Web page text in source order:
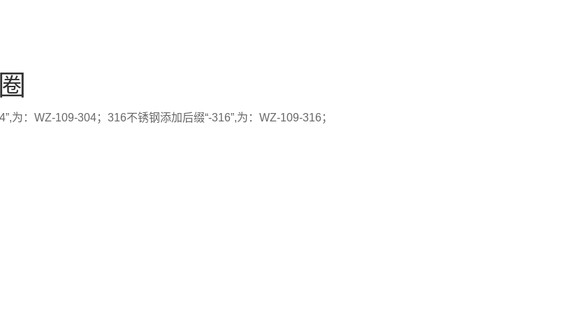
为：WZ-109-304；316不锈钢添加后缀“-316”,为：WZ-109-316；